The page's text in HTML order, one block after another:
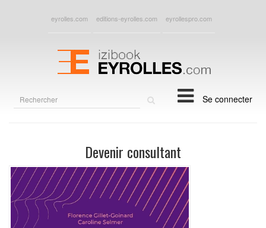
eyrolles.com editions-eyrolles.com eyrollespro.com
Se connecter
Devenir consultant